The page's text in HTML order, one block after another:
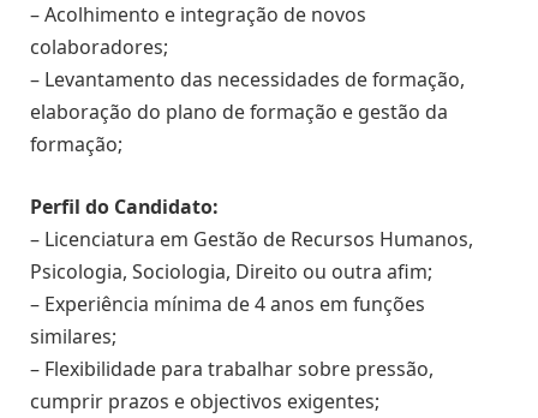
– Acolhimento e integração de novos
colaboradores;
– Levantamento das necessidades de formação,
elaboração do plano de formação e gestão da
formação;
Perfil do Candidato:
– Licenciatura em Gestão de Recursos Humanos,
Psicologia, Sociologia, Direito ou outra afim;
– Experiência mínima de 4 anos em funções
similares;
– Flexibilidade para trabalhar sobre pressão,
cumprir prazos e objectivos exigentes;